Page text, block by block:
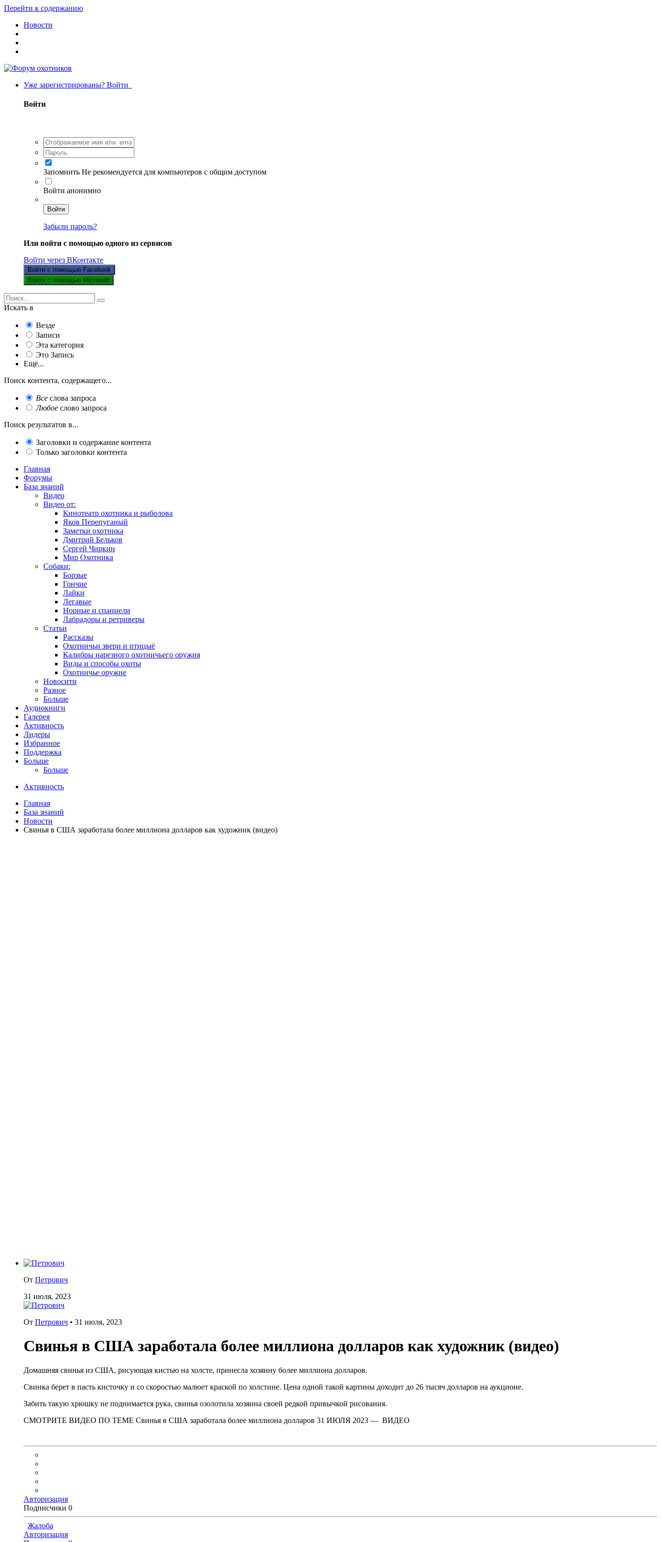
Перейти к содержанию
Новости
Уже зарегистрированы? Войти
Войти
Запомнить Не рекомендуется для компьютеров с общим доступом
Войти анонимно
Войти
Забыли пароль?
Или войти с помощью одного из сервисов
Войти через ВКонтакте
Войти с помощью Facebook
Войти с помощью Microsoft
Искать в
Везде
Записи
Эта категория
Это Запись
Ещё...
Поиск контента, содержащего...
Все слова запроса
Любое слово запроса
Поиск результатов в...
Заголовки и содержание контента
Только заголовки контента
Главная
Форумы
База знаний
Видео
Видео от:
Кинотеатр охотника и рыболова
Яков Перепуганый
Заметки охотника
Дмитрий Бельков
Сергей Чиркин
Мир Охотника
Собаки:
Борзые
Гончие
Лайки
Легавые
Норные и спаниели
Лабрадоры и ретриверы
Статьи
Рассказы
Охотничьи звери и птицыё
Калибры нарезного охотничьего оружия
Виды и способы охоты
Охотничье оружие
Новосити
Разное
Больше
Аудиокниги
Галерея
Активность
Лидеры
Избранное
Поддержка
Больше
Больше
Активность
Главная
База знаний
Новости
Свинья в США заработала более миллиона долларов как художник (видео)
От Петрович
31 июля, 2023
От Петрович • 31 июля, 2023
Свинья в США заработала более миллиона долларов как художник (видео)
Домашняя свинья из США, рисующая кистью на холсте, принесла хозяину более миллиона долларов.
Свинка берет в пасть кисточку и со скоростью малюет краской по холстине. Цена одной такой картины доходит до 26 тысяч долларов на аукционе.
Забить такую хрюшку не поднимается рука, свинья озолотила хозяина своей редкой привычкой рисования.
СМОТРИТЕ ВИДЕО ПО ТЕМЕ Свинья в США заработала более миллиона долларов 31 ИЮЛЯ 2023 — ВИДЕО
Авторизация
Подписчики 0
Жалоба
Авторизация